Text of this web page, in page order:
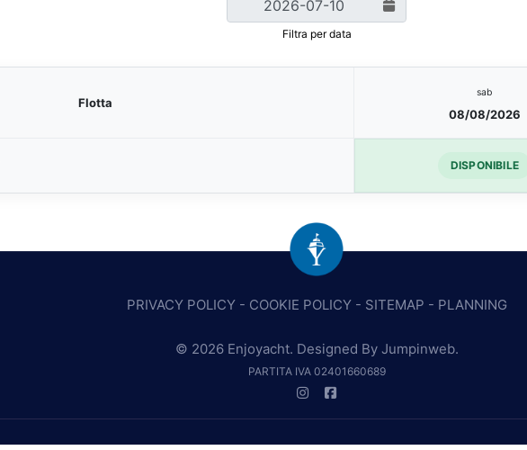
Filtra per data
Flotta
sab
08/08/2026
DISPONIBILE
PRIVACY POLICY- COOKIE POLICY- SITEMAP - PLANNING
© 2026 Enjoyacht. Designed By Jumpinweb.
PARTITA IVA 02401660689